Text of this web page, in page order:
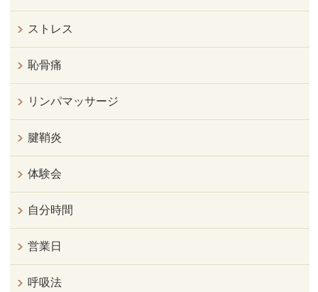
ストレス
恥骨痛
リンパマッサージ
腱鞘炎
体験会
自分時間
営業日
呼吸法